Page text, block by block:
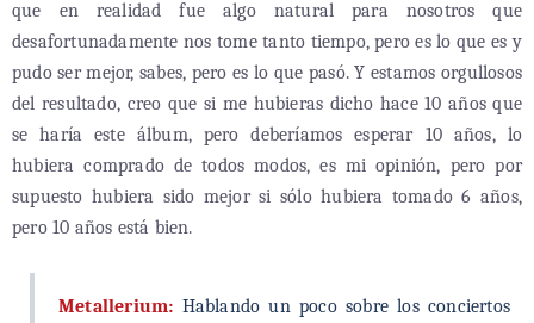
que en realidad fue algo natural para nosotros que
desafortunadamente nos tome tanto tiempo, pero es lo que es y
pudo ser mejor, sabes, pero es lo que pasó. Y estamos orgullosos
del resultado, creo que si me hubieras dicho hace 10 años que
se haría este álbum, pero deberíamos esperar 10 años, lo
hubiera comprado de todos modos, es mi opinión, pero por
supuesto hubiera sido mejor si sólo hubiera tomado 6 años,
pero 10 años está bien.
Metallerium: Hablando un poco sobre los conciertos